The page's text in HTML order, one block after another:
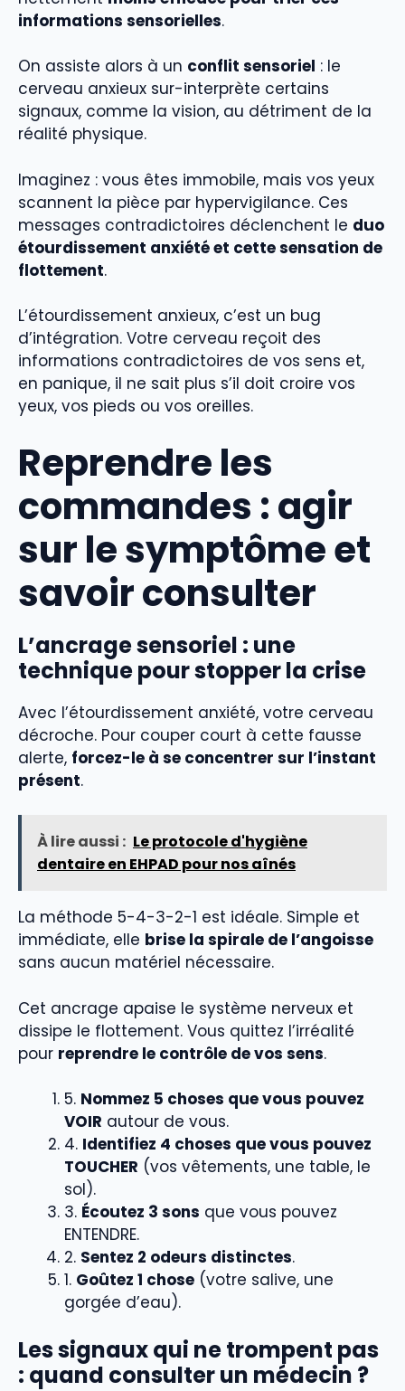
informations sensorielles.
On assiste alors à un conflit sensoriel : le
cerveau anxieux sur-interprète certains
signaux, comme la vision, au détriment de la
réalité physique.
Imaginez : vous êtes immobile, mais vos yeux
scannent la pièce par hypervigilance. Ces
messages contradictoires déclenchent le duo
étourdissement anxiété et cette sensation de
flottement.
L’étourdissement anxieux, c’est un bug
d’intégration. Votre cerveau reçoit des
informations contradictoires de vos sens et,
en panique, il ne sait plus s’il doit croire vos
yeux, vos pieds ou vos oreilles.
Reprendre les
commandes : agir
sur le symptôme et
savoir consulter
L’ancrage sensoriel : une
technique pour stopper la crise
Avec l’étourdissement anxiété, votre cerveau
décroche. Pour couper court à cette fausse
alerte, forcez-le à se concentrer sur l’instant
présent.
À lire aussi : Le protocole d'hygiène
dentaire en EHPAD pour nos aînés
La méthode 5-4-3-2-1 est idéale. Simple et
immédiate, elle brise la spirale de l’angoisse
sans aucun matériel nécessaire.
Cet ancrage apaise le système nerveux et
dissipe le flottement. Vous quittez l’irréalité
pour reprendre le contrôle de vos sens.
5. Nommez 5 choses que vous pouvez
VOIR autour de vous.
4. Identifiez 4 choses que vous pouvez
TOUCHER (vos vêtements, une table, le
sol).
3. Écoutez 3 sons que vous pouvez
ENTENDRE.
2. Sentez 2 odeurs distinctes.
1. Goûtez 1 chose (votre salive, une
gorgée d’eau).
Les signaux qui ne trompent pas
: quand consulter un médecin ?